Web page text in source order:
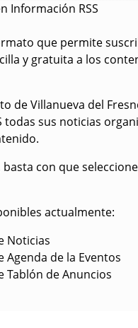
Información RSS
que permite
y gratuita a los
de Villanueva del
todas sus noticias
basta con que
actualmente:
Noticias
Agenda de la Eventos
Tablón de Anuncios